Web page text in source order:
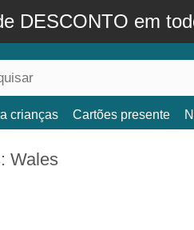
DESCONTO em
crianças Cartões presente
Wales